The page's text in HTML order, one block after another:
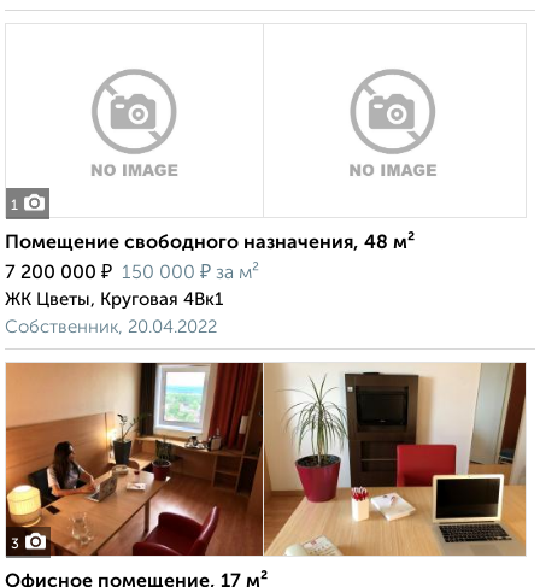
1
Помещение свободного назначения, 48 м²
7 200 000 ₽ 150 000 ₽ за м²
ЖК Цветы, Круговая 4Вк1
Собственник, 20.04.2022
3
Офисное помещение, 17 м²